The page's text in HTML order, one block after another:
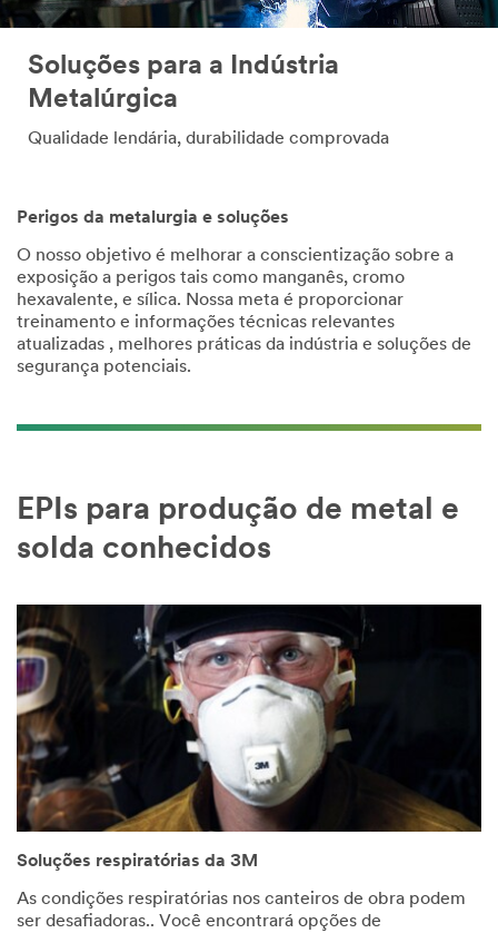
Soluções para a Indústria
Metalúrgica
Qualidade lendária, durabilidade comprovada
Perigos da metalurgia e soluções
O nosso objetivo é melhorar a conscientização sobre a
exposição a perigos tais como manganês, cromo
hexavalente, e sílica. Nossa meta é proporcionar
treinamento e informações técnicas relevantes
atualizadas , melhores práticas da indústria e soluções de
segurança potenciais.
EPIs para produção de metal e
solda conhecidos
Soluções respiratórias da 3M
As condições respiratórias nos canteiros de obra podem
ser desafiadoras.. Você encontrará opções de